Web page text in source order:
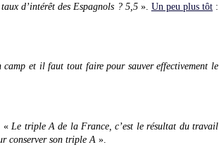
d’intérêt des Espagnols ? 5,5». Un peu plus tôt:
et il faut tout faire pour sauver effectivement le
. « Le triple A de la France, c’est le résultat du travail
conserver son triple A ».